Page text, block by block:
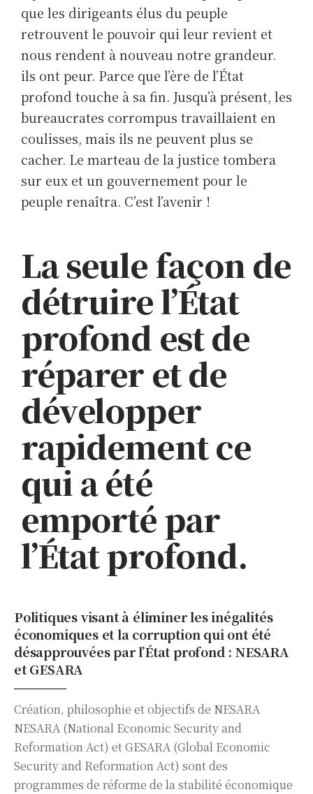
que les dirigeants élus du peuple
retrouvent le pouvoir qui leur revient et
nous rendent à nouveau notre grandeur.
ils ont peur. Parce que l’ère de l’État
profond touche à sa fin. Jusqu’à présent, les
bureaucrates corrompus travaillaient en
coulisses, mais ils ne peuvent plus se
cacher. Le marteau de la justice tombera
sur eux et un gouvernement pour le
peuple renaîtra. C’est l’avenir !
La seule façon de
détruire l’État
profond est de
réparer et de
développer
rapidement ce
qui a été
emporté par
l’État profond.
Politiques visant à éliminer les inégalités
économiques et la corruption qui ont été
désapprouvées par l’État profond : NESARA
et GESARA
Création, philosophie et objectifs de NESARA
NESARA (National Economic Security and
Reformation Act) et GESARA (Global Economic
Security and Reformation Act) sont des
programmes de réforme de la stabilité économique